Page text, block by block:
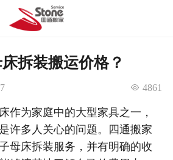
拆装搬运价格？
 4861
为家庭中的大型家具之一，
许多人关心的问题。四通搬家
母床拆装服务，并有明确的收